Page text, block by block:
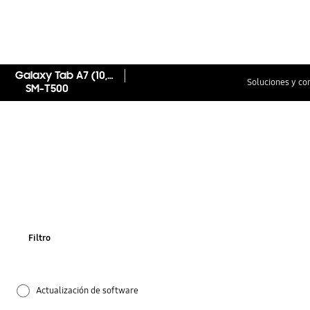
Galaxy Tab A7 (10,4", Wi-Fi)
SM-T500
Soluciones y
Filtro
Actualización de software